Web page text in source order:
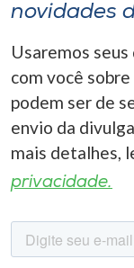
novidades
Usaremos
com você
podem ser de
envio da
mais detalhes,
privacidade.